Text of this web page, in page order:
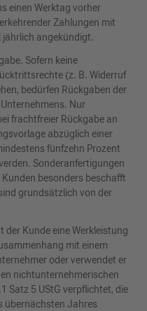
einen Werktag vorher
Zahlungen mit
jährlich angekündigt.
Sofern keine
(z. B. Widerruf
bedürfen Rückgaben der
Nur
frachtfreier Rückgabe an
abzüglich einer
fünfzehn Prozent
Sonderanfertigungen
besonders beschafft
grundsätzlich von der
Kunde eine Werkleistung
mit einem
oder verwendet er
nichtunternehmerischen
Satz 5 UStG verpflichtet, die
übernächsten Jahres